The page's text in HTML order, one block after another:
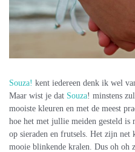
Souza! kent iedereen denk ik wel
Maar wist je dat Souza! minstens
mooiste kleuren en met de meest
hoe het met jullie meiden gesteld
op sieraden en frutsels. Het zijn
mooie blinkende kralen. Dus oh oh